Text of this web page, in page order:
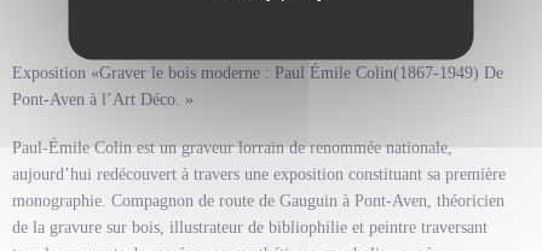
Exposition «Graver le bois moderne : Paul Émile Colin(1867-1949) De
Pont-Aven à l’Art Déco. »
Paul-Émile Colin est un graveur lorrain de renommée nationale,
aujourd’hui redécouvert à travers une exposition constituant sa première
monographie. Compagnon de route de Gauguin à Pont-Aven, théoricien
de la gravure sur bois, illustrateur de bibliophilie et peintre traversant